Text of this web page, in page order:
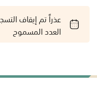
عذراً تم إيقاف
العدد المسموح